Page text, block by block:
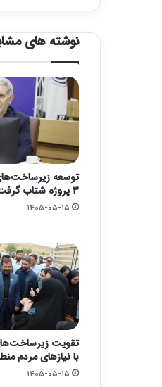
نوشته های
توسعه
۳ پروژه شتاب گرفت
۱۴۰۵-۰۵-۱۵
تقویت
با نیازهای مردم
۱۴۰۵-۰۵-۱۵